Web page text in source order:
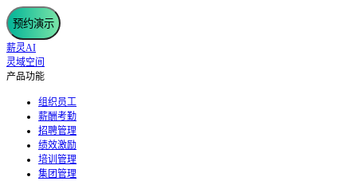
预约演示
薪灵AI
灵域空间
产品功能
组织员工
薪酬考勤
招聘管理
绩效激励
培训管理
集团管理